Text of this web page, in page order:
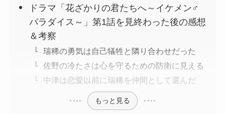
ドラマ「花ざかりの君たちへ～イケメン♂
パラダイス～」第1話を見終わった後の感想
＆考察
瑞稀の勇気は自己犠牲と隣り合わせだった
佐野の冷たさは心を守るための防衛に見える
中津は恋愛以前に瑞稀を仲間として選んだ
もっと見る